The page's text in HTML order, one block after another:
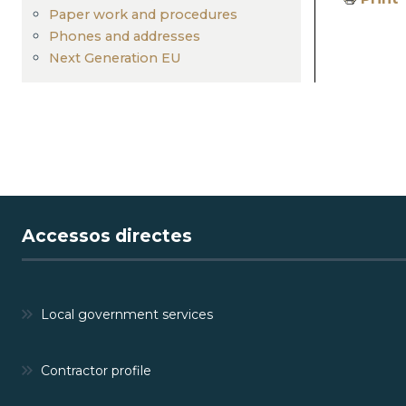
Paper work and procedures
Phones and addresses
Next Generation EU
Accessos directes
Local government services
Contractor profile